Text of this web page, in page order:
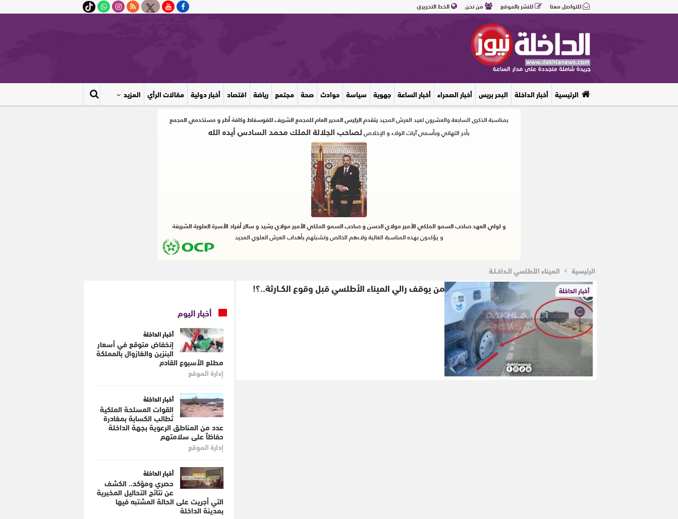
للتواصل معنا للنشر بالموقع من نحن الخط التحريري
الرئيسية أخبار الداخلة البحر بريس أخبار الصحراء أخبار الساعة جهوية سياسة حوادث صحة مجتمع رياضة اقتصاد أخبار دولية مقالات الرأي المزيد
الرئيسية الميناء الأطلسي الـداخـلـة
أخبار الداخلة من يوقف رالي الميناء الأطلسي قبل وقوع الكــارثة..؟!
أخبار اليوم
أخبار الداخلة
إنخفاض متوقع في أسعار
البنزين والغازوال بالمملكة
مطلع الأسبوع القادم
إدارة الموقع
أخبار الداخلة
القوات المسلحة الملكية
تُطالب الكسابة بمغادرة
عدد من المناطق الرعوية بجهة الداخلة
حفاظاً على سلامتهم
إدارة الموقع
أخبار الداخلة
حصري ومؤكد.. الكشف
عن نتائج التحاليل المخبرية
التي أجريت على الحالة المشتبه فيها
بمدينة الداخلة